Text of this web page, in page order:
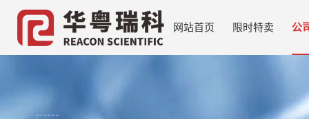
网站首页 限时特卖 公